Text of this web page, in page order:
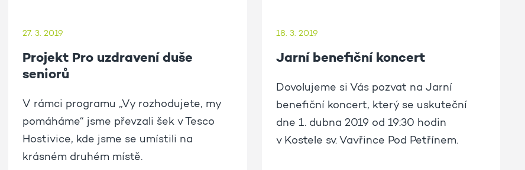
27. 3. 2019
Projekt Pro uzdravení duše
seniorů
V rámci programu „Vy rozhodujete, my
pomáháme“ jsme převzali šek v Tesco
Hostivice, kde jsme se umístili na
krásném druhém místě.
18. 3. 2019
Jarní benefiční koncert
Dovolujeme si Vás pozvat na Jarní
benefiční koncert, který se uskuteční
dne 1. dubna 2019 od 19:30 hodin
v Kostele sv. Vavřince Pod Petřínem.